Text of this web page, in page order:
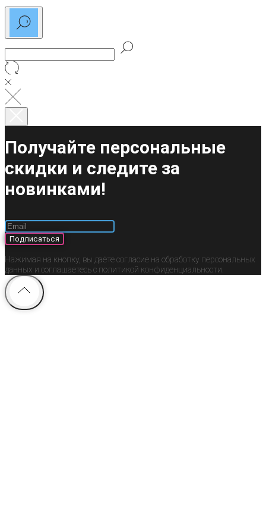
Получайте персональные
скидки и следите за
новинками!
Подписаться
Нажимая на кнопку, вы даёте согласие на обработку персональных
данных и соглашаетесь c политикой конфиденциальности.